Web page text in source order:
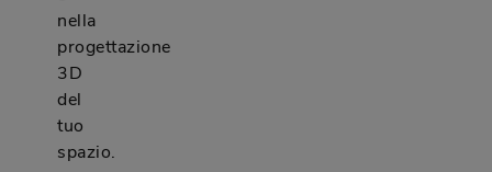
nella
progettazione
3D
del
tuo
spazio.